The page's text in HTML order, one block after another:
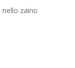
nello zaino